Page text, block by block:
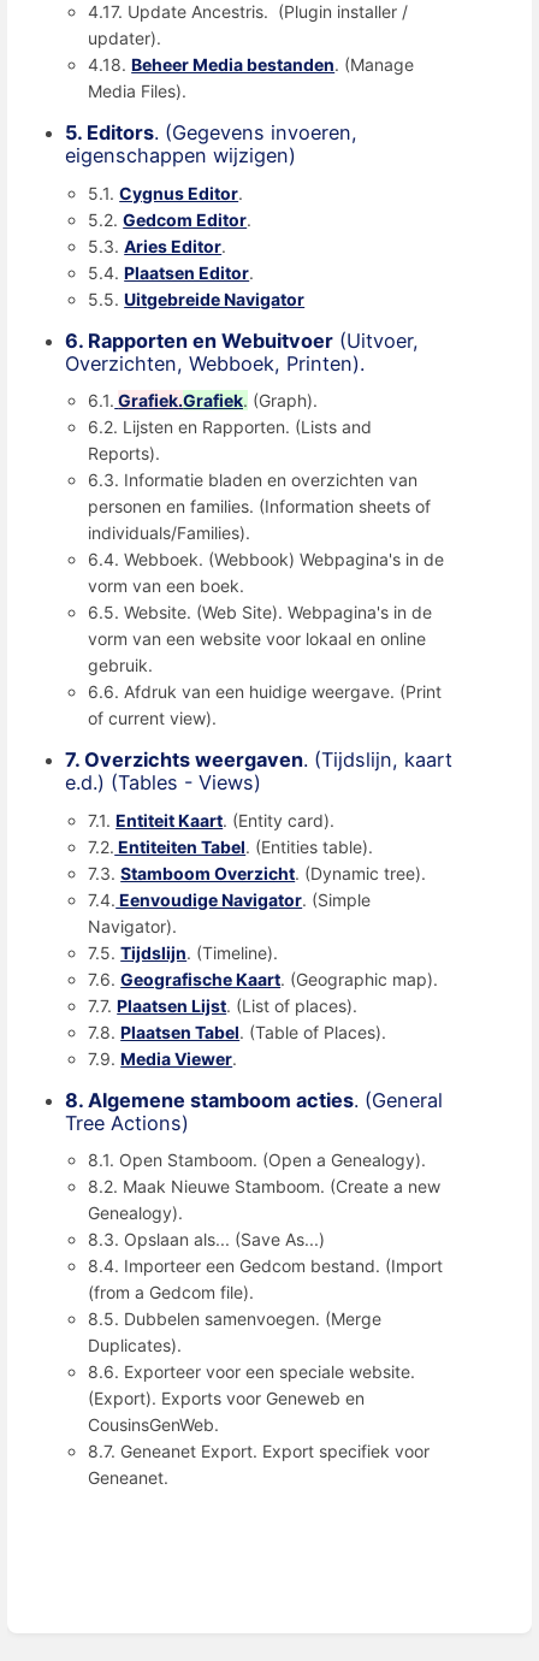
4.17. Update Ancestris. (Plugin installer /
updater).
4.18.Beheer Media bestanden. (Manage
Media Files).
5. Editors. (Gegevens invoeren,
eigenschappen wijzigen)
5.1.Cygnus Editor.
5.2.Gedcom Editor.
5.3.Aries Editor.
5.4.Plaatsen Editor.
5.5.Uitgebreide Navigator
6. Rapporten en Webuitvoer (Uitvoer,
Overzichten, Webboek, Printen).
6.1. Grafiek.Grafiek. (Graph).
6.2. Lijsten en Rapporten. (Lists and
Reports).
6.3. Informatie bladen en overzichten van
personen en families. (Information sheets of
individuals/Families).
6.4. Webboek. (Webbook) Webpagina's in de
vorm van een boek.
6.5. Website. (Web Site). Webpagina's in de
vorm van een website voor lokaal en online
gebruik.
6.6. Afdruk van een huidige weergave. (Print
of current view).
7. Overzichts weergaven. (Tijdslijn, kaart
e.d.) (Tables - Views)
7.1.Entiteit Kaart. (Entity card).
7.2. Entiteiten Tabel. (Entities table).
7.3.Stamboom Overzicht. (Dynamic tree).
7.4. Eenvoudige Navigator. (Simple
Navigator).
7.5.Tijdslijn. (Timeline).
7.6.Geografische Kaart. (Geographic map).
7.7.Plaatsen Lijst. (List of places).
7.8.Plaatsen Tabel. (Table of Places).
7.9.Media Viewer.
8. Algemene stamboom acties. (General
Tree Actions)
8.1. Open Stamboom. (Open a Genealogy).
8.2. Maak Nieuwe Stamboom. (Create a new
Genealogy).
8.3. Opslaan als... (Save As...)
8.4. Importeer een Gedcom bestand. (Import
(from a Gedcom file).
8.5. Dubbelen samenvoegen. (Merge
Duplicates).
8.6. Exporteer voor een speciale website.
(Export). Exports voor Geneweb en
CousinsGenWeb.
8.7. Geneanet Export. Export specifiek voor
Geneanet.